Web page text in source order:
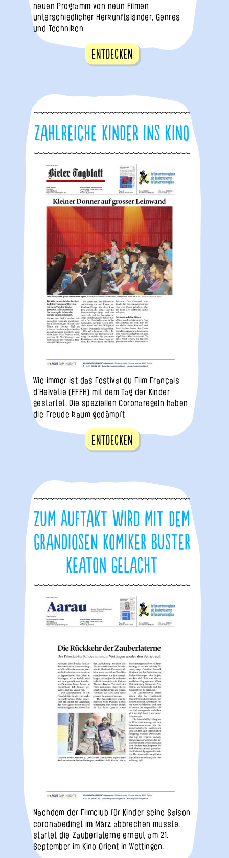
neuen Programm von neun Filmen
unterschiedlicher Herkunftsländer, Genres
und Techniken.
Entdecken
Zahlreiche Kinder ins Kino
Wie immer ist das Festival du Film Français
d'Helvétie (FFFH) mit dem Tag der Kinder
gestartet. Die speziellen Coronaregeln haben
die Freude kaum gedämpft.
Entdecken
Zum Auftakt wird mit dem
grandiosen Komiker Buster
Keaton gelacht
Nachdem der Filmclub für Kinder seine Saison
coronabedingt im März abbrechen musste,
startet die Zauberlaterne erneut am 21.
September im Kino Orient in Wettingen...